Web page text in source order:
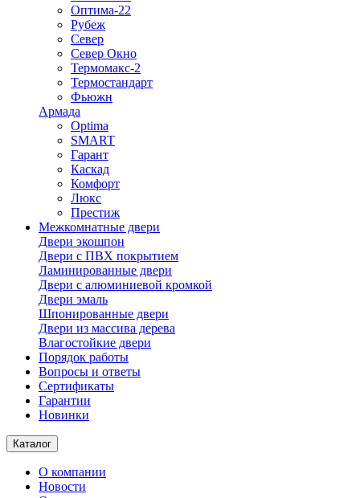
Оптима-22
Рубеж
Север
Север Окно
Термомакс-2
Термостандарт
Фьюжн
Армада
Optima
SMART
Гарант
Каскад
Комфорт
Люкс
Престиж
Межкомнатные двери
Двери экошпон
Двери с ПВХ покрытием
Ламинированные двери
Двери с алюминиевой кромкой
Двери эмаль
Шпонированные двери
Двери из массива дерева
Влагостойкие двери
Порядок работы
Вопросы и ответы
Сертификаты
Гарантии
Новинки
Каталог
О компании
Новости